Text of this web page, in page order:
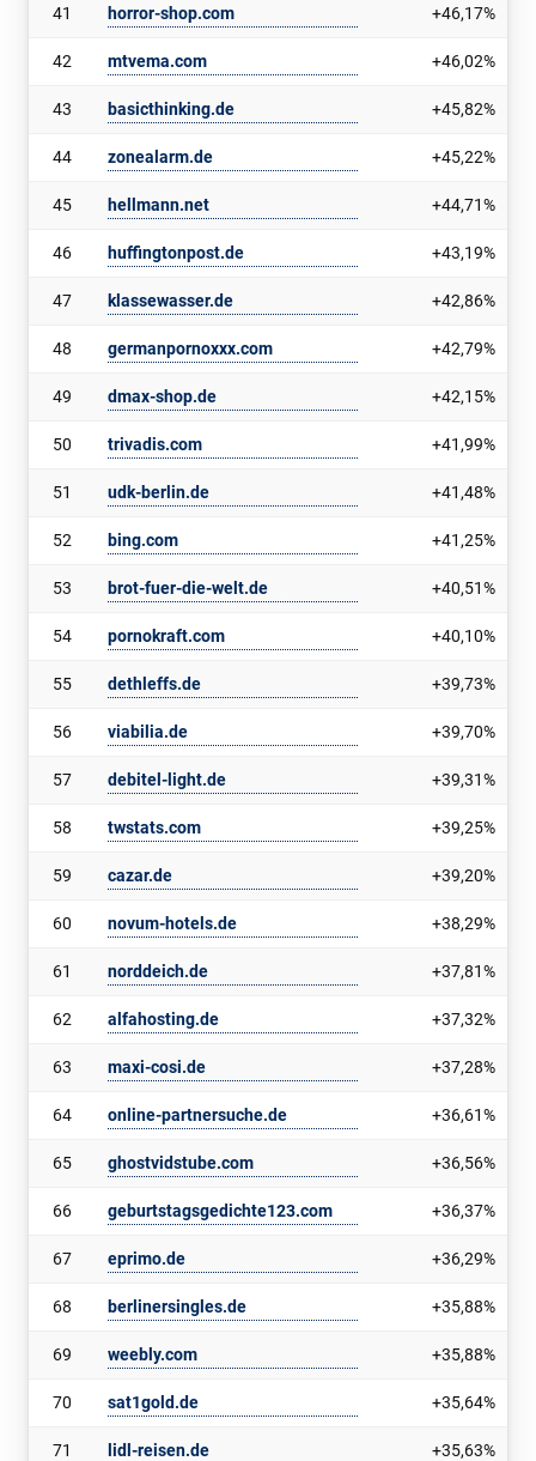
41 horror-shop.com +46,17%
42 mtvema.com +46,02%
43 basicthinking.de +45,82%
44 zonealarm.de +45,22%
45 hellmann.net +44,71%
46 huffingtonpost.de +43,19%
47 klassewasser.de +42,86%
48 germanpornoxxx.com +42,79%
49 dmax-shop.de +42,15%
50 trivadis.com +41,99%
51 udk-berlin.de +41,48%
52 bing.com +41,25%
53 brot-fuer-die-welt.de +40,51%
54 pornokraft.com +40,10%
55 dethleffs.de +39,73%
56 viabilia.de +39,70%
57 debitel-light.de +39,31%
58 twstats.com +39,25%
59 cazar.de +39,20%
60 novum-hotels.de +38,29%
61 norddeich.de +37,81%
62 alfahosting.de +37,32%
63 maxi-cosi.de +37,28%
64 online-partnersuche.de +36,61%
65 ghostvidstube.com +36,56%
66 geburtstagsgedichte123.com +36,37%
67 eprimo.de +36,29%
68 berlinersingles.de +35,88%
69 weebly.com +35,88%
70 sat1gold.de +35,64%
71 lidl-reisen.de +35,63%